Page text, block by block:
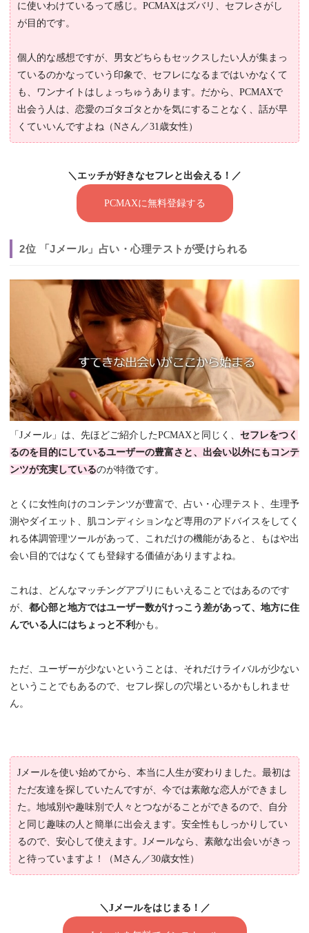
に使いわけているって感じ。PCMAXはズバリ、セフレさがし
が目的です。
個人的な感想ですが、男女どちらもセックスしたい人が集まっ
ているのかなっていう印象で、セフレになるまではいかなくて
も、ワンナイトはしょっちゅうあります。だから、PCMAXで
出会う人は、恋愛のゴタゴタとかを気にすることなく、話が早
くていいんですよね（Nさん／31歳女性）
＼エッチが好きなセフレと出会える！／
PCMAXに無料登録する
2位 「Jメール」占い・心理テストが受けられる
「Jメール」は、先ほどご紹介したPCMAXと同じく、 セフレをつく
るのを目的にしているユーザーの豊富さと、出会い以外にもコンテ
ンツが充実しているのが特徴です。
とくに女性向けのコンテンツが豊富で、占い・心理テスト、生理予
測やダイエット、肌コンディションなど専用のアドバイスをしてく
れる体調管理ツールがあって、これだけの機能があると、もはや出
会い目的ではなくても登録する価値がありますよね。
これは、どんなマッチングアプリにもいえることではあるのです
が、 都心部と地方ではユーザー数がけっこう差があって、地方に住
んでいる人にはちょっと不利 かも。
ただ、ユーザーが少ないということは、それだけライバルが少ない
ということでもあるので、セフレ探しの穴場といるかもしれませ
ん。
Jメールを使い始めてから、本当に人生が変わりました。最初は
ただ友達を探していたんですが、今では素敵な恋人ができまし
た。地域別や趣味別で人々とつながることができるので、自分
と同じ趣味の人と簡単に出会えます。安全性もしっかりしてい
るので、安心して使えます。Jメールなら、素敵な出会いがきっ
と待っていますよ！（Mさん／30歳女性）
＼Jメールをはじまる！／